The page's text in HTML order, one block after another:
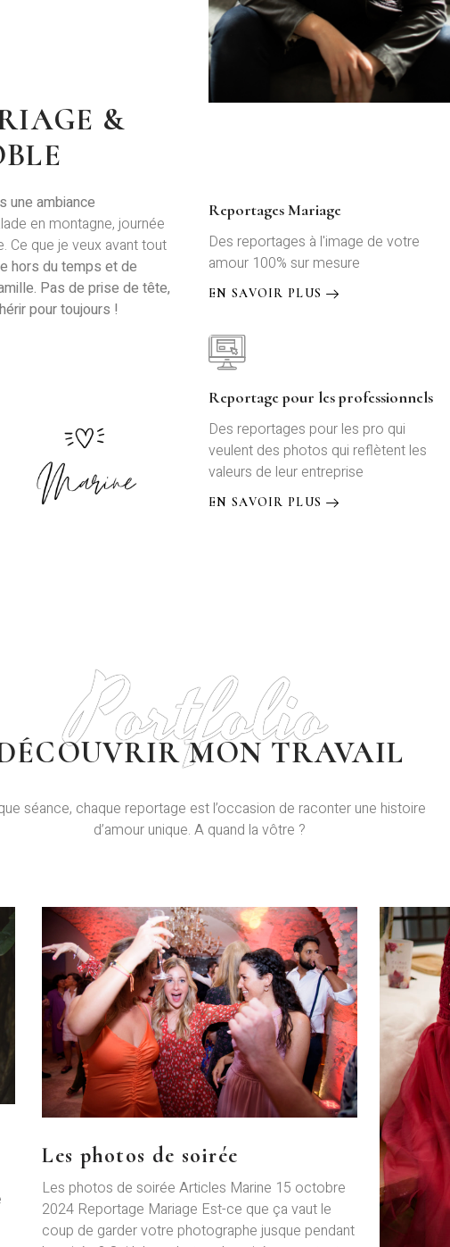
&
une ambiance
en montagne, journée
Ce que je veux avant tout
hors du temps et de
Pas de prise de tête,
pour toujours !
Reportages Mariage
Des reportages à l'image de votre
amour 100% sur mesure
EN SAVOIR PLUS
Reportage pour les professionnels
Des reportages pour les pro qui
veulent des photos qui reflètent les
valeurs de leur entreprise
EN SAVOIR PLUS
MON TRAVAIL
Portfolio
séance, chaque reportage est l’occasion de raconter une histoire
d’amour unique. A quand la vôtre ?
Les photos de soirée
Les photos de soirée Articles Marine 15 octobre
2024 Reportage Mariage Est-ce que ça vaut le
coup de garder votre photographe jusque pendant